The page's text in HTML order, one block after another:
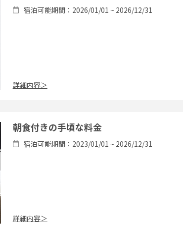
宿泊可能期間：2026/01/01 ~ 2026/12/31
詳細内容＞
朝食付きの手頃な料金
宿泊可能期間：2023/01/01 ~ 2026/12/31
詳細内容＞